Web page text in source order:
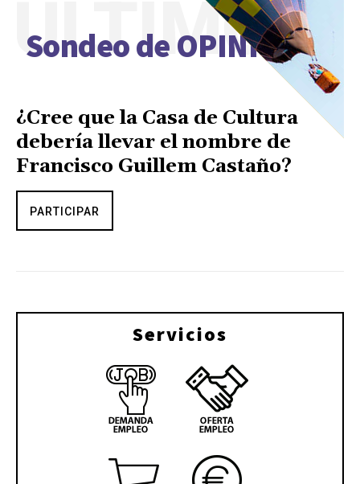
Sondeo de OPINIÓN
ÚLTIMO
¿Cree que la Casa de Cultura
debería llevar el nombre de
Francisco Guillem Castaño?
PARTICIPAR
Servicios